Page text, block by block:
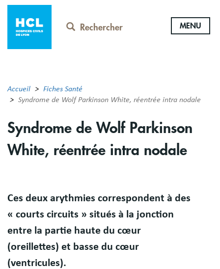
Aller
contenu
principal
Rechercher MENU
Accueil
Fiches Santé
Syndrome de Wolf Parkinson White, réentrée intra nodale
Syndrome de Wolf Parkinson
White, réentrée intra nodale
Résumé
Ces deux arythmies correspondent à des
« courts circuits » situés à la jonction
entre la partie haute du cœur
(oreillettes) et basse du cœur
(ventricules).